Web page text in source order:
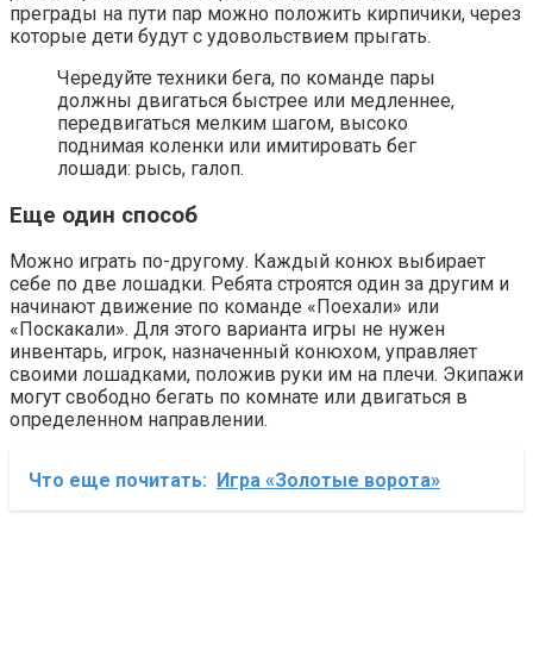
преграды на пути пар можно положить кирпичики, через
которые дети будут с удовольствием прыгать.
Чередуйте техники бега, по команде пары
должны двигаться быстрее или медленнее,
передвигаться мелким шагом, высоко
поднимая коленки или имитировать бег
лошади: рысь, галоп.
Еще один способ
Можно играть по-другому. Каждый конюх выбирает
себе по две лошадки. Ребята строятся один за другим и
начинают движение по команде «Поехали» или
«Поскакали». Для этого варианта игры не нужен
инвентарь, игрок, назначенный конюхом, управляет
своими лошадками, положив руки им на плечи. Экипажи
могут свободно бегать по комнате или двигаться в
определенном направлении.
Что еще почитать: Игра «Золотые ворота»